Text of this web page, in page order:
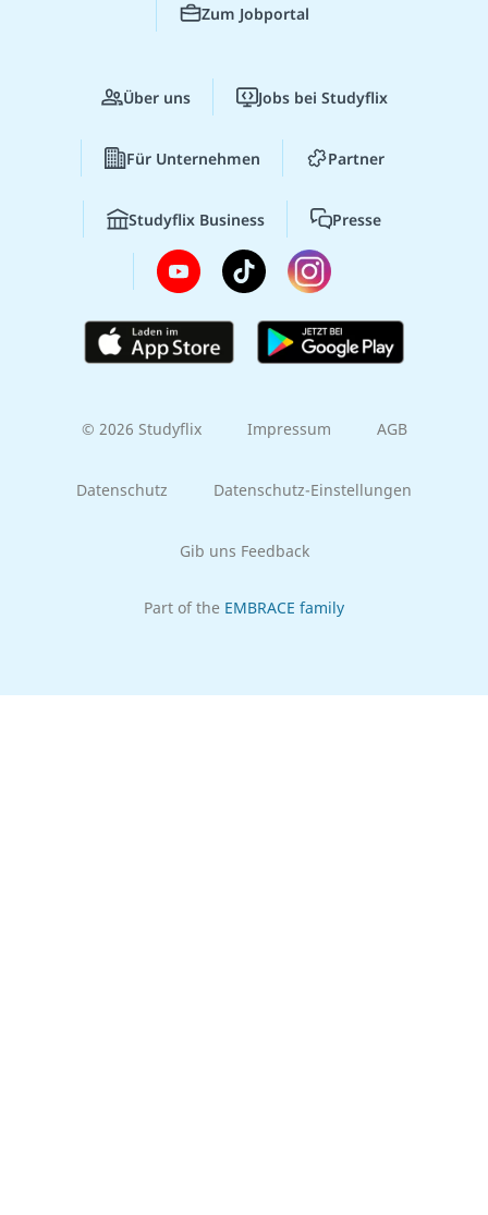
Zum Jobportal
Über uns Jobs bei Studyflix
Für Unternehmen Partner
Studyflix Business Presse
© 2026 Studyflix Impressum AGB
Datenschutz Datenschutz-Einstellungen
Gib uns Feedback
Part of the EMBRACE family